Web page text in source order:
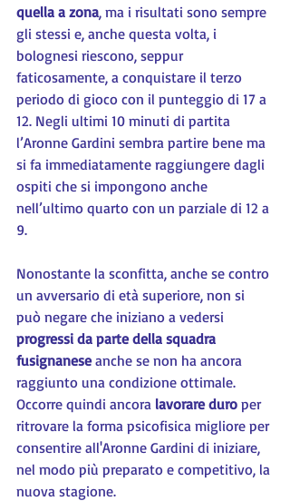
quella a zona, ma i risultati sono sempre
gli stessi e, anche questa volta, i
bolognesi riescono, seppur
faticosamente, a conquistare il terzo
periodo di gioco con il punteggio di 17 a
12. Negli ultimi 10 minuti di partita
l’Aronne Gardini sembra partire bene ma
si fa immediatamente raggiungere dagli
ospiti che si impongono anche
nell’ultimo quarto con un parziale di 12 a
9.
Nonostante la sconfitta, anche se contro
un avversario di età superiore, non si
può negare che iniziano a vedersi
progressi da parte della squadra
fusignanese anche se non ha ancora
raggiunto una condizione ottimale.
Occorre quindi ancora lavorare duro per
ritrovare la forma psicofisica migliore per
consentire all'Aronne Gardini di iniziare,
nel modo più preparato e competitivo, la
nuova stagione.